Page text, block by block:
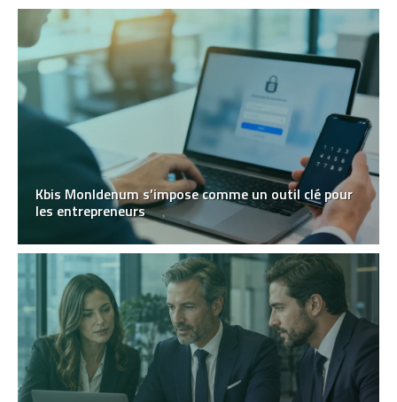
Kbis MonIdenum s’impose comme un outil clé pour
les entrepreneurs